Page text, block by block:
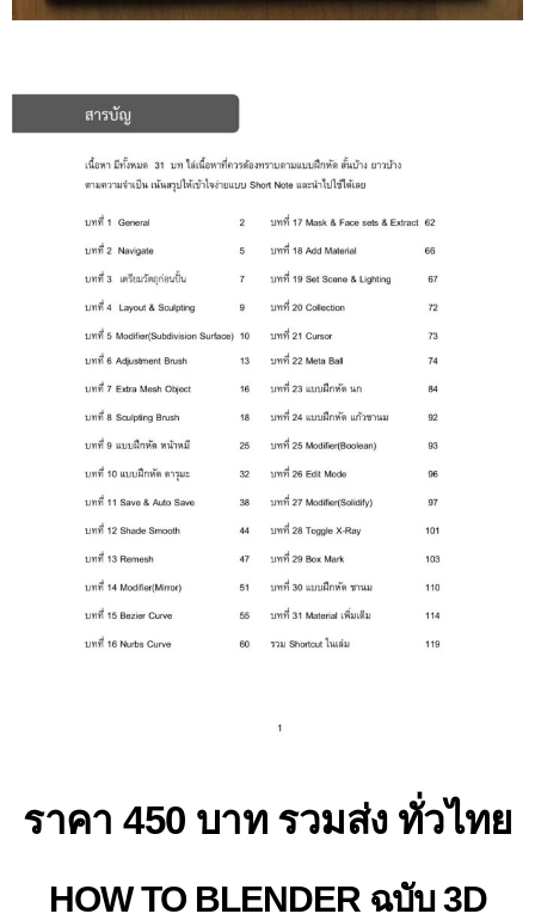
ราคา 450 บาท รวมส่ง ทั่วไทย
HOW TO BLENDER ฉบับ 3D